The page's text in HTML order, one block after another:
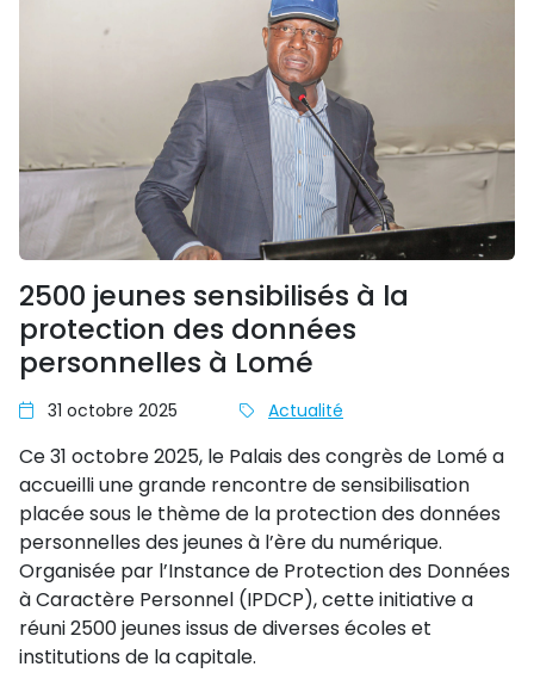
2500 jeunes sensibilisés à la
protection des données
personnelles à Lomé
31 octobre 2025 Actualité
Ce 31 octobre 2025, le Palais des congrès de Lomé a
accueilli une grande rencontre de sensibilisation
placée sous le thème de la protection des données
personnelles des jeunes à l’ère du numérique.
Organisée par l’Instance de Protection des Données
à Caractère Personnel (IPDCP), cette initiative a
réuni 2500 jeunes issus de diverses écoles et
institutions de la capitale.